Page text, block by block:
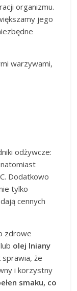
organizmu.
jego
warzywami,
odżywcze:
Dodatkowo
tylko
cennych
zdrowe
lub olej lniany
że
i korzystny
smaku, co